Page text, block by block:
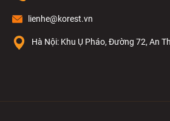
lienhe@korest.vn
Hà Nội: Khu Ụ Pháo, Đường 72, An